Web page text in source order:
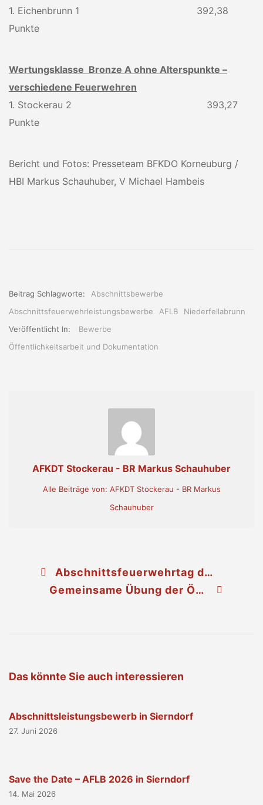
1. Eichenbrunn 1 392,38
Punkte
Wertungsklasse Bronze A ohne Alterspunkte –
verschiedene Feuerwehren
1. Stockerau 2 393,27
Punkte
Bericht und Fotos: Presseteam BFKDO Korneuburg /
HBI Markus Schauhuber, V Michael Hambeis
Beitrag Schlagworte:
Abschnittsbewerbe
Abschnittsfeuerwehrleistungsbewerbe
AFLB
Niederfellabrunn
Veröffentlicht In:
Bewerbe
Öffentlichkeitsarbeit und Dokumentation
AFKDT Stockerau - BR Markus Schauhuber
Alle Beiträge von: AFKDT Stockerau - BR Markus
Schauhuber
Abschnittsfeuerwehrtag des AFKDO Stockerau in Spillern
Gemeinsame Übung der Österreichischen Rettungshundebrigade ÖRHB mit der Feuerwehr
Das könnte Sie auch interessieren
Abschnittsleistungsbewerb in Sierndorf
27. Juni 2026
Save the Date – AFLB 2026 in Sierndorf
14. Mai 2026